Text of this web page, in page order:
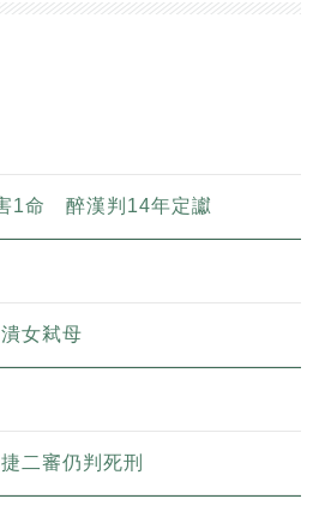
1命 醉漢判14年定讞
女弒母
二審仍判死刑